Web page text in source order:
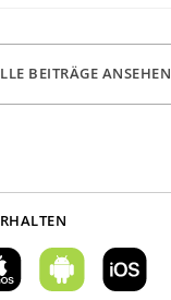
BEITRÄGE ANSEHEN